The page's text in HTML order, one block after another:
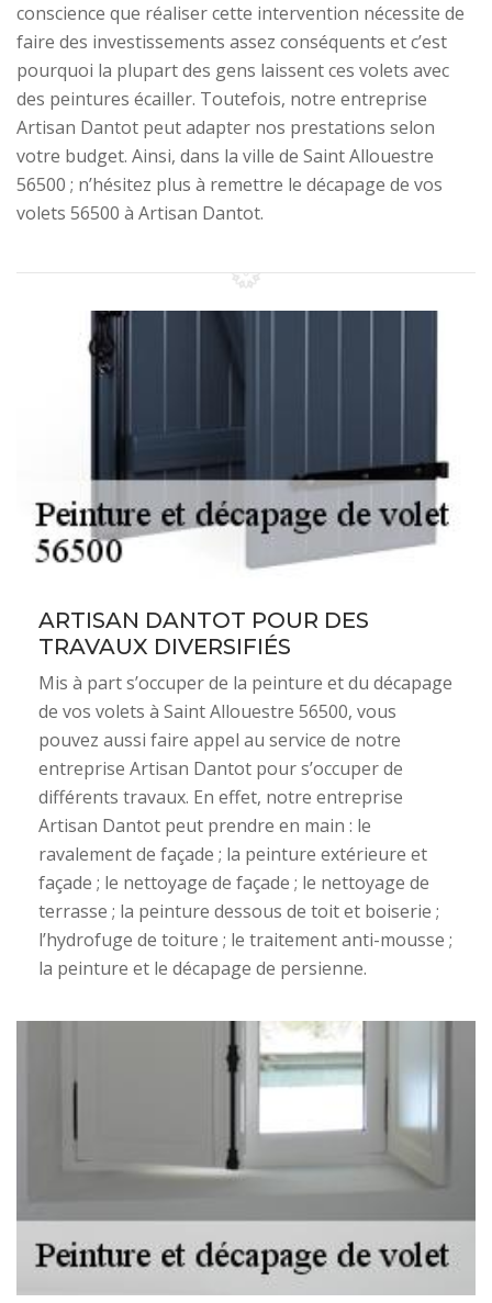
conscience que réaliser cette intervention nécessite de
faire des investissements assez conséquents et c’est
pourquoi la plupart des gens laissent ces volets avec
des peintures écailler. Toutefois, notre entreprise
Artisan Dantot peut adapter nos prestations selon
votre budget. Ainsi, dans la ville de Saint Allouestre
56500 ; n’hésitez plus à remettre le décapage de vos
volets 56500 à Artisan Dantot.
ARTISAN DANTOT POUR DES
TRAVAUX DIVERSIFIÉS
Mis à part s’occuper de la peinture et du décapage
de vos volets à Saint Allouestre 56500, vous
pouvez aussi faire appel au service de notre
entreprise Artisan Dantot pour s’occuper de
différents travaux. En effet, notre entreprise
Artisan Dantot peut prendre en main : le
ravalement de façade ; la peinture extérieure et
façade ; le nettoyage de façade ; le nettoyage de
terrasse ; la peinture dessous de toit et boiserie ;
l’hydrofuge de toiture ; le traitement anti-mousse ;
la peinture et le décapage de persienne.